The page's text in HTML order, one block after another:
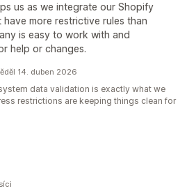
us as we integrate our Shopify
more restrictive rules than
is easy to work with and
help or changes.
14. duben 2026
data validation is exactly what we
restrictions are keeping things clean for